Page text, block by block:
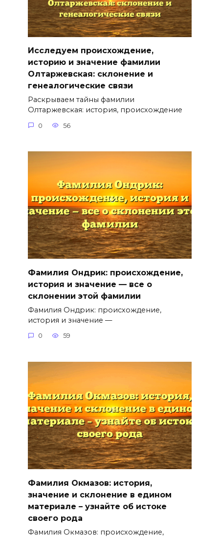
Исследуем происхождение,
историю и значение фамилии
Олтаржевская: склонение и
генеалогические связи
Раскрываем тайны фамилии
Олтаржевская: история, происхождение
0 56
Фамилия Ондрик: происхождение,
история и значение — все о
склонении этой фамилии
Фамилия Ондрик: происхождение,
история и значение —
0 59
Фамилия Окмазов: история,
значение и склонение в едином
материале – узнайте об истоке
своего рода
Фамилия Окмазов: происхождение,